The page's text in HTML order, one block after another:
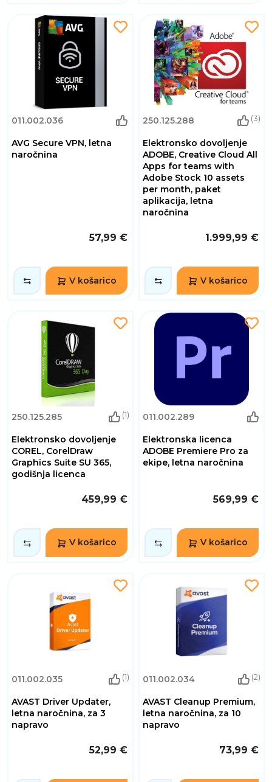
011.002.036
AVG Secure VPN, letna
naročnina
57,99 €
V košarico
250.125.288 (3)
Elektronsko dovoljenje
ADOBE, Creative Cloud All
Apps for teams with
Adobe Stock 10 assets
per month, paket
aplikacija, letna
naročnina
1.999,99 €
V košarico
250.125.285 (1)
Elektronsko dovoljenje
COREL, CorelDraw
Graphics Suite SU 365,
godišnja licenca
459,99 €
V košarico
011.002.289
Elektronska licenca
ADOBE Premiere Pro za
ekipe, letna naročnina
569,99 €
V košarico
011.002.035 (1)
AVAST Driver Updater,
letna naročnina, za 3
napravo
52,99 €
011.002.034 (2)
AVAST Cleanup Premium,
letna naročnina, za 10
napravo
73,99 €